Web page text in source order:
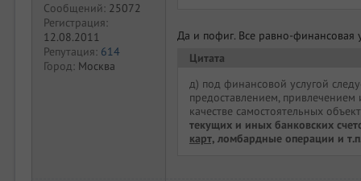
Сообщений: 25072
Регистрация:
12.08.2011
Репутация: 614
Город: Москва
Да и пофиг. Все равно-финансовая
Цитата
д) под финансовой услугой
предоставлением,
качестве самостоятельных
текущих и иных банковских
карт,ломбардные операции и